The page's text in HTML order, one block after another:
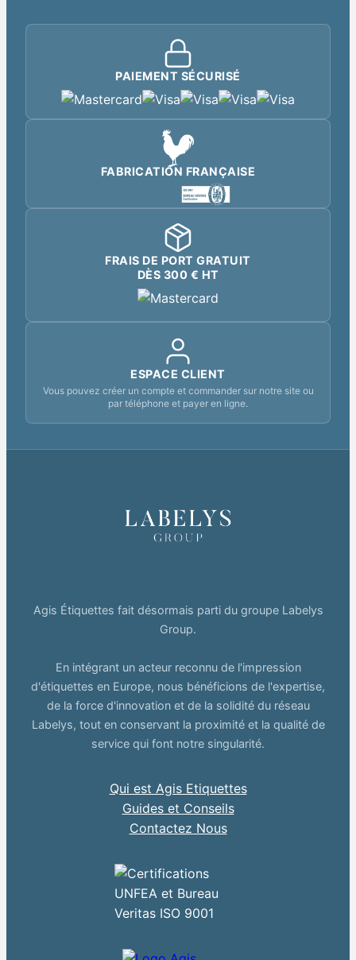
PAIEMENT SÉCURISÉ
FABRICATION FRANÇAISE
FRAIS DE PORT GRATUIT
DÈS 300 € HT
ESPACE CLIENT
Vous pouvez créer un compte et commander sur notre site ou
par téléphone et payer en ligne.
Agis Étiquettes fait désormais parti du groupe Labelys
Group.
En intégrant un acteur reconnu de l'impression
d'étiquettes en Europe, nous bénéficions de l'expertise,
de la force d'innovation et de la solidité du réseau
Labelys, tout en conservant la proximité et la qualité de
service qui font notre singularité.
Qui est Agis Etiquettes
Guides et Conseils
Contactez Nous